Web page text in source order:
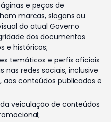
e peças de
marcas, slogans ou
do atual Governo
dos documentos
e históricos;
temáticos e perfis oficiais
nas redes sociais, inclusive
aos conteúdos publicados e
veiculação de conteúdos